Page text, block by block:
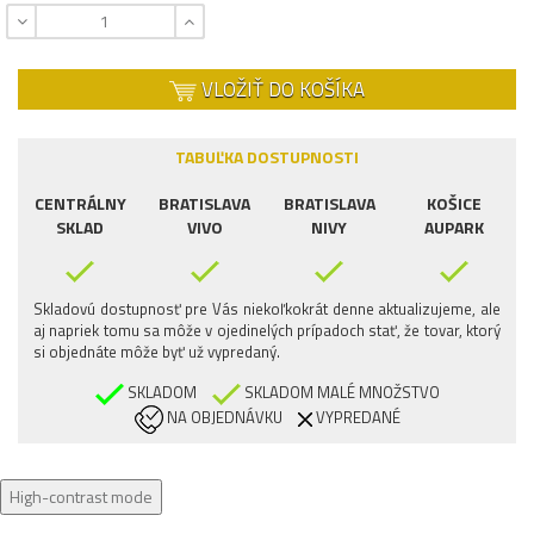
VLOŽIŤ DO KOŠÍKA
TABUĽKA DOSTUPNOSTI
CENTRÁLNY
SKLAD
BRATISLAVA
VIVO
BRATISLAVA
NIVY
KOŠICE
AUPARK
Skladovú dostupnosť pre Vás niekoľkokrát denne aktualizujeme, ale
aj napriek tomu sa môže v ojedinelých prípadoch stať, že tovar, ktorý
si objednáte môže byť už vypredaný.
SKLADOM
SKLADOM MALÉ MNOŽSTVO
NA OBJEDNÁVKU
VYPREDANÉ
High-contrast mode